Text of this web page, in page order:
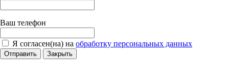
Ваш телефон
Я согласен(на) на обработку персональных данных
Отправить Закрыть